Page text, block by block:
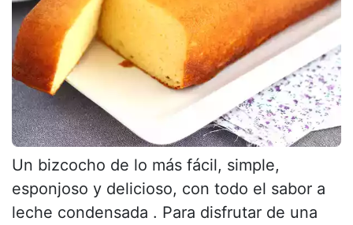
Un bizcocho de lo más fácil, simple,
esponjoso y delicioso, con todo el sabor a
leche condensada . Para disfrutar de una